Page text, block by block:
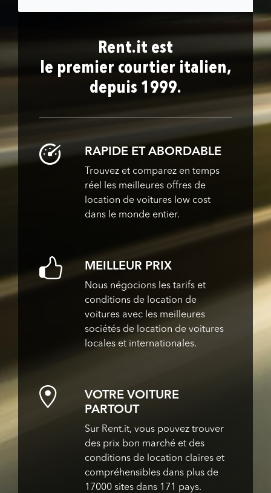
Rent.it est
le premier courtier italien,
depuis 1999.
RAPIDE ET ABORDABLE
Trouvez et comparez en temps
réel les meilleures offres de
location de voitures low cost
dans le monde entier.
MEILLEUR PRIX
Nous négocions les tarifs et
conditions de location de
voitures avec les meilleures
sociétés de location de voitures
locales et internationales.
VOTRE VOITURE
PARTOUT
Sur Rent.it, vous pouvez trouver
des prix bon marché et des
conditions de location claires et
compréhensibles dans plus de
17000 sites dans 171 pays.